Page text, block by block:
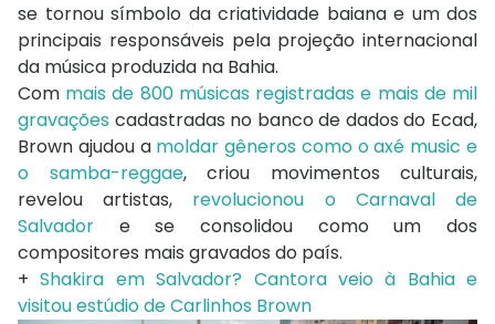
se tornou símbolo da criatividade baiana e um dos
principais responsáveis pela projeção internacional
da música produzida na Bahia.
Com mais de 800 músicas registradas e mais de mil
gravações cadastradas no banco de dados do Ecad,
Brown ajudou a moldar gêneros como o axé music e
o samba-reggae, criou movimentos culturais,
revelou artistas, revolucionou o Carnaval de
Salvador e se consolidou como um dos
compositores mais gravados do país.
+Shakira em Salvador? Cantora veio à Bahia e
visitou estúdio de Carlinhos Brown